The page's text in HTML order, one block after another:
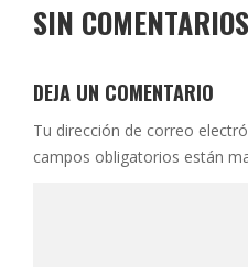
SIN COMENTARIOS
DEJA UN COMENTARIO
Tu dirección de correo
campos obligatorios están